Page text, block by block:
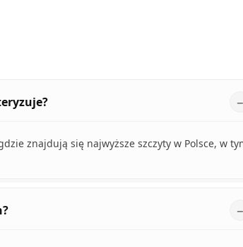
znajdują się najwyższe szczyty w Polsce, w